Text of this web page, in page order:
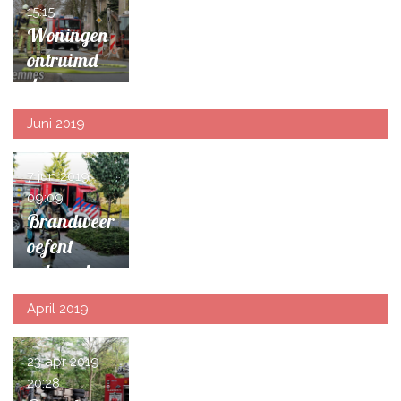
Woningen
ontruimd
door
gaslekkage
Baarn
15:15
Juni 2019
Brandweer
oefent
gebouwbra
nd in school
Baarn
7 jun 2019
09:09
April 2019
23 apr 2019
20:28